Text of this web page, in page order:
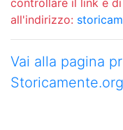
all'indirizzo:
Vai alla pagina
Storicamente.org